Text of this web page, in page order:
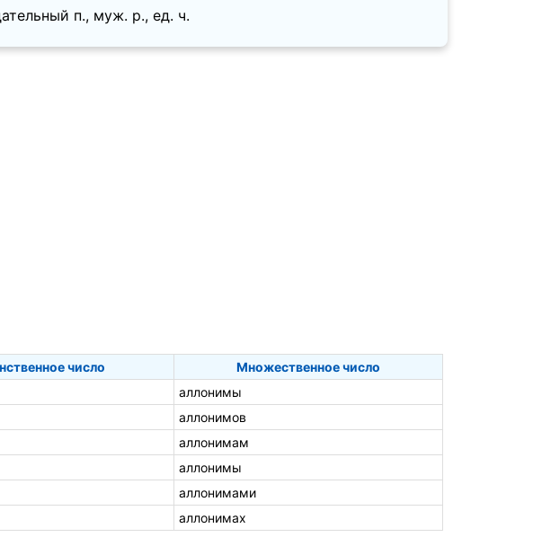
п., муж. p., ед. ч.
число
Множественное число
аллонимы
аллонимов
аллонимам
аллонимы
аллонимами
аллонимах